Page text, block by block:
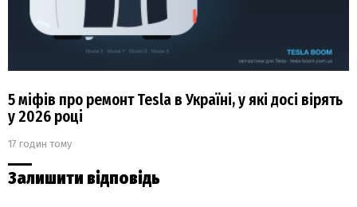
5 міфів про ремонт Tesla в Україні, у які досі вірять
у 2026 році
17 годин тому
Залишити відповідь